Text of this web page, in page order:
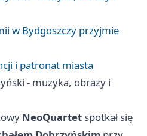
w Bydgoszczy przyjmie
i patronat miasta
- muzyka, obrazy i
NeoQuartet spotkał się